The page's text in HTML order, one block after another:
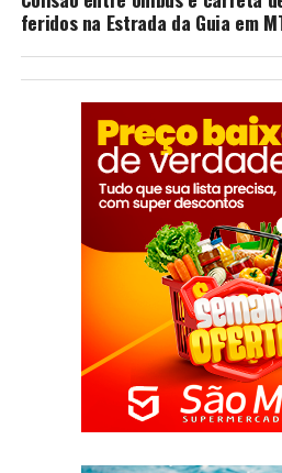
feridos na Estrada da Guia em